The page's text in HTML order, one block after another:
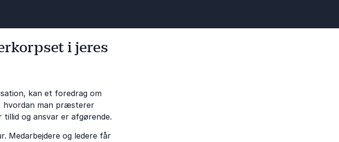
i jeres
kan et foredrag om
hvordan man præsterer
og ansvar er afgørende.
Medarbejdere og ledere får